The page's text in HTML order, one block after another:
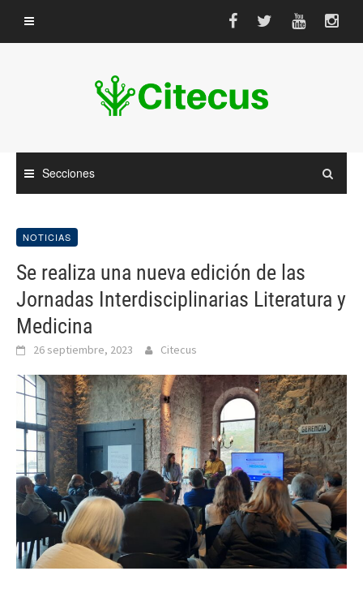
contenido
Secciones
NOTICIAS
Se realiza una nueva edición de las
Jornadas Interdisciplinarias Literatura y
Medicina
26 septiembre, 2023 Citecus